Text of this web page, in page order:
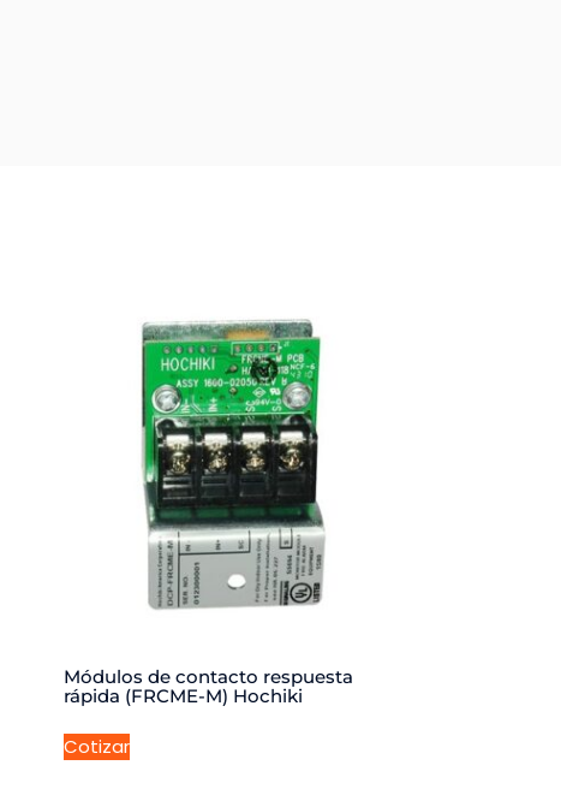
Módulos de contacto respuesta
rápida (FRCME-M) Hochiki
Cotizar